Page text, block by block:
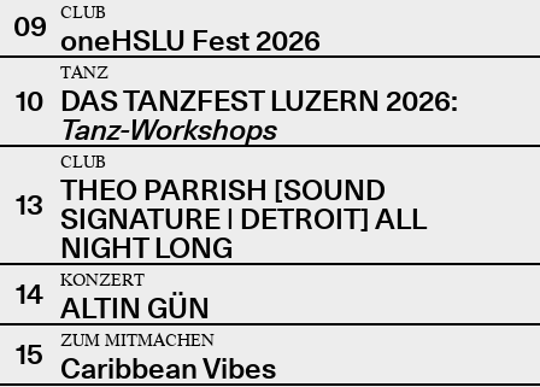
09
CLUB
oneHSLU Fest 2026
10
TANZ
DAS TANZFEST LUZERN 2026:
Tanz-Workshops
13
CLUB
THEO PARRISH [SOUND
SIGNATURE | DETROIT] ALL
NIGHT LONG
14
KONZERT
ALTIN GÜN
15
ZUM MITMACHEN
Caribbean Vibes